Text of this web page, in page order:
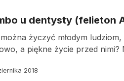
u dentysty (felieton
życzyć młodym
a piękne życie przed nimi?
2018